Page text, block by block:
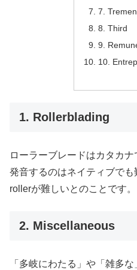
7.
8. Third
9.
10.
1. Rollerblading
ローラーブレードはカタカ
発音するのはネイティブで
rollerが難しいとのことです。
2. Miscellaneous
「多岐にわたる」や「雑多